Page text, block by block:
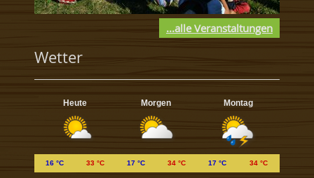
...alle Veranstaltungen
Wetter
Heute Morgen Montag
16 °C 33 °C 17 °C 34 °C 17 °C 34 °C